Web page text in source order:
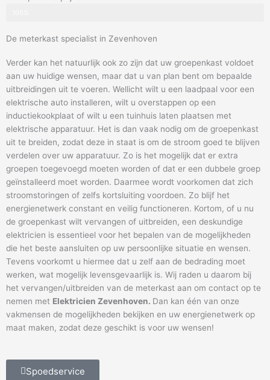
De meterkast specialist in Zevenhoven
Verder kan het natuurlijk ook zo zijn dat uw groepenkast voldoet
aan uw huidige wensen, maar dat u van plan bent om bepaalde
uitbreidingen uit te voeren. Wellicht wilt u een laadpaal voor een
elektrische auto installeren, wilt u overstappen op een
inductiekookplaat of wilt u een tuinhuis laten plaatsen met
elektrische apparatuur. Het is dan vaak nodig om de groepenkast
uit te breiden, zodat deze in staat is om de stroom goed te blijven
verdelen over uw apparatuur. Zo is het mogelijk dat er extra
groepen toegevoegd moeten worden of dat er een dubbele groep
geïnstalleerd moet worden. Daarmee wordt voorkomen dat zich
stroomstoringen of zelfs kortsluiting voordoen. Zo blijf het
energienetwerk constant en veilig functioneren. Kortom, of u nu
de groepenkast wilt vervangen of uitbreiden, een deskundige
elektricien is essentieel voor het bepalen van de mogelijkheden
die het beste aansluiten op uw persoonlijke situatie en wensen.
Tevens voorkomt u hiermee dat u zelf aan de bedrading moet
werken, wat mogelijk levensgevaarlijk is. Wij raden u daarom bij
het vervangen/uitbreiden van de meterkast aan om contact op te
nemen met Elektricien Zevenhoven. Dan kan één van onze
vakmensen de mogelijkheden bekijken en uw energienetwerk op
maat maken, zodat deze geschikt is voor uw wensen!
Spoedservice